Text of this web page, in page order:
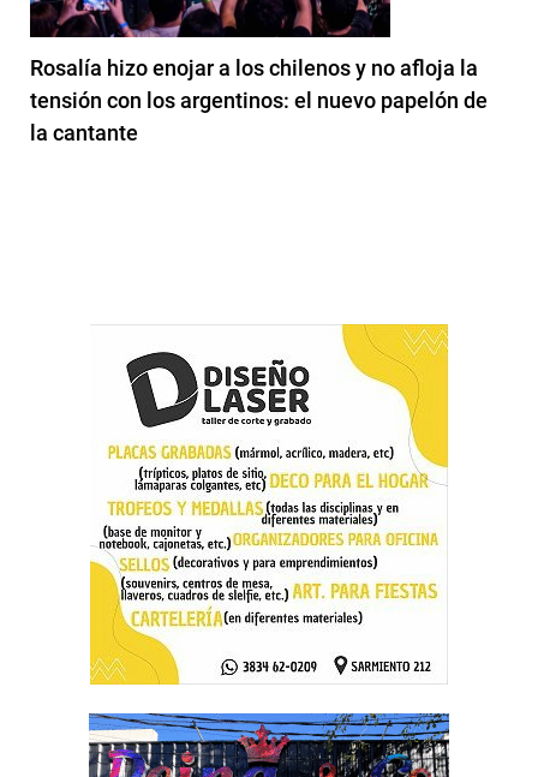
Rosalía hizo enojar a los chilenos y no afloja la
tensión con los argentinos: el nuevo papelón de
la cantante